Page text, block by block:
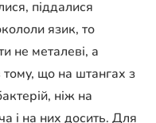
піддалися
язик, то
не металеві, а
що на штангах з
ніж на
і на них досить. Для